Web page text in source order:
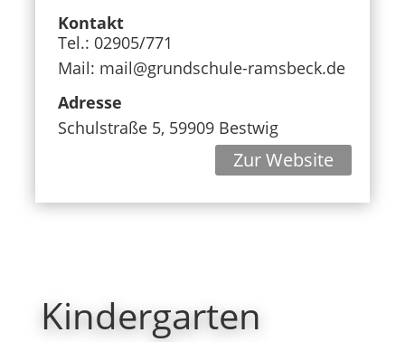
Kontakt
Tel.: 02905/771
Mail: mail@grundschule-ramsbeck.de
Adresse
Schulstraße 5, 59909 Bestwig
Zur Website
Kindergarten